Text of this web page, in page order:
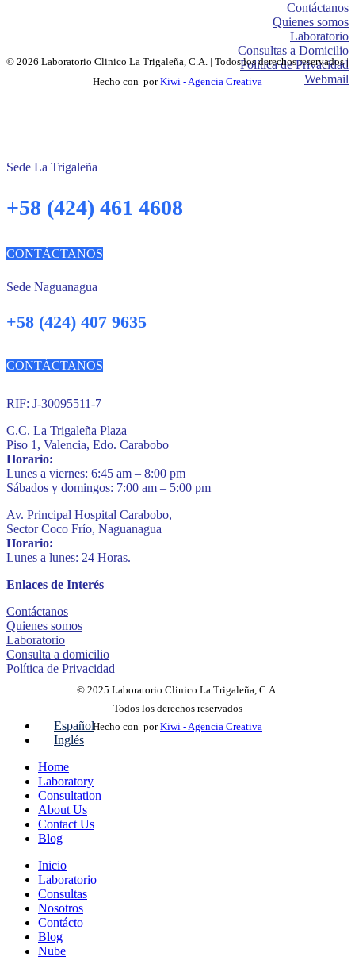
Contáctanos
Quienes somos
Laboratorio
Consultas a Domicilio
Política de Privacidad
Webmail
© 2026 Laboratorio Clinico La Trigaleña, C.A. | Todos los derechos reservados |
Hecho con porKiwi - Agencia Creativa
Sede La Trigaleña
+58 (424) 461 4608
CONTÁCTANOS
Sede Naguanagua
+58 (424) 407 9635
CONTÁCTANOS
RIF: J-30095511-7
C.C. La Trigaleña Plaza
Piso 1, Valencia, Edo. Carabobo
Horario:
Lunes a viernes: 6:45 am – 8:00 pm
Sábados y domingos: 7:00 am – 5:00 pm
Av. Principal Hospital Carabobo,
Sector Coco Frío, Naguanagua
Horario:
Lunes a lunes: 24 Horas.
Enlaces de Interés
Contáctanos
Quienes somos
Laboratorio
Consulta a domicilio
Política de Privacidad
© 2025 Laboratorio Clinico La Trigaleña, C.A.
Todos los derechos reservados
Hecho con porKiwi - Agencia Creativa
Español
Inglés
Home
Laboratory
Consultation
About Us
Contact Us
Blog
Inicio
Laboratorio
Consultas
Nosotros
Contácto
Blog
Nube